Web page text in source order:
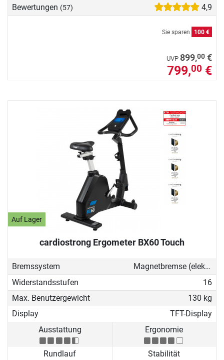
Bewertungen (57) 4,9
Sie sparen 100 €
UVP 899,00 €
799,00 €
Auf Lager
cardiostrong Ergometer BX60 Touch
Bremssystem
Magnetbremse (elektronisch)
Widerstandsstufen
16
Max. Benutzergewicht
130 kg
Display
TFT-Display
Ausstattung
Ergonomie
Rundlauf Stabilität